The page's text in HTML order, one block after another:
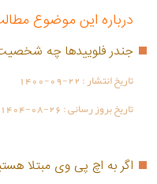
درباره این موضوع
جندر فلوییدها چه
تاریخ انتشار :1400-09-22
تاریخ بروز رسانی :1404-08-26
اگر به اچ پی وی مبتلا